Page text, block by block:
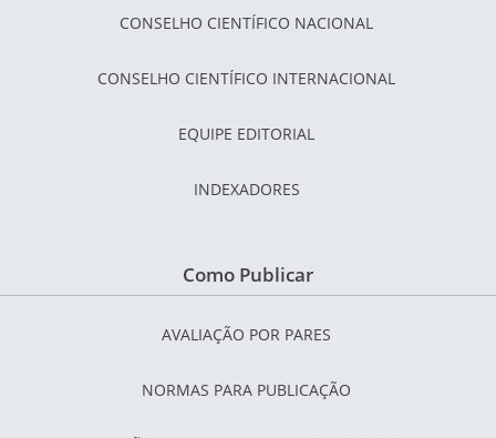
CONSELHO CIENTÍFICO NACIONAL
CONSELHO CIENTÍFICO INTERNACIONAL
EQUIPE EDITORIAL
INDEXADORES
Como Publicar
AVALIAÇÃO POR PARES
NORMAS PARA PUBLICAÇÃO